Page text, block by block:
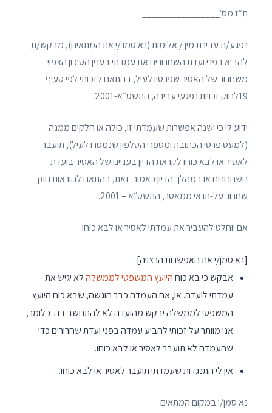
ת״ז מס׳________________
נפגע/ת עבירת מין / אלימות (נא סמנ/י את המתאים), מבקש/ת
להביא בפני ועדת השחרורים את עמדתי בענין הסיכון הצפוי
משחרור של האסיר שפרטיו לעיל, בהתאם לזכותי לפי סעיף
19לחוק זכויות נפגעי עבירה, התשס״א-2001.
ידוע לי כי ישנה אפשרות שעמדתי זו, כולה או חלקים ממנה
(למעט פרטי הכתובת ומספרי הטלפון שנמסרו לעיל), תועבר
לאסיר או לבא כוחו לקראת הדיון בעניינו של האסיר בועדת
השחרורים או במהלך הדיון כאמור. זאת, בהתאם להוראות חוק
שחרור על-תנאי ממאסר, התשס״א – 2001.
אם יוחלט להעביר את עמדתי לאסיר או לבא כוחו –
[נא סמן/י את האפשרות הרצויה]
אבקש כי בא כוחהיועץ המשפטי לממשלהלא יגיש את
עמדתי לועדה. או, אם העמדה כבר הוגשה, שבא כוח היועץ
המשפטי לממשלה יבקש מהועדה לא להתחשב בה. כלומר,
אני מוותר על זכותי להביע עמדה בפני ועדת שחרורים כדי
שהעמדה לא תועבר לאסיר או לבא כוחו.
אין לי התנגדות שעמדתי תועבר לאסיר או לבא כוחו.
נא סמן/י במקום המתאים –